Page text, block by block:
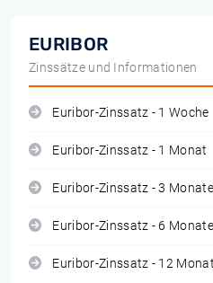
EURIBOR
Zinssätze und Informationen
Euribor-Zinssatz - 1 Woche
Euribor-Zinssatz - 1 Monat
Euribor-Zinssatz - 3 Monate
Euribor-Zinssatz - 6 Monate
Euribor-Zinssatz - 12